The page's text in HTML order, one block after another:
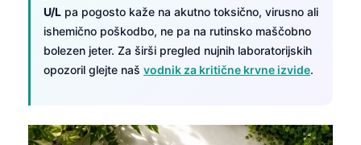
U/L pa pogosto kaže na akutno toksično, virusno ali
ishemično poškodbo, ne pa na rutinsko maščobno
bolezen jeter. Za širši pregled nujnih laboratorijskih
opozoril glejte naš vodnik za kritične krvne izvide.
Magyar
اردو
मराठी